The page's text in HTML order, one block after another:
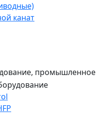
канат
промышленное